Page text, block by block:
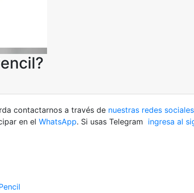
contactarnos a través de nuestras redes sociales
en el WhatsApp. Si usas Telegram ingresa al